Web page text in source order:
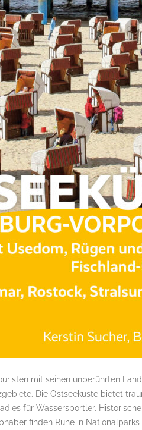
mit seinen unberührten
Die Ostseeküste bietet
für Wassersportler.
finden Ruhe in